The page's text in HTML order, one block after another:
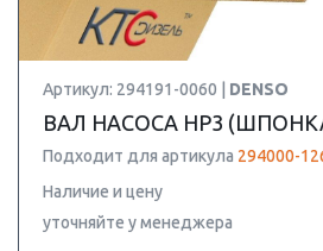
Артикул: 294191-0060 | DENSO
ВАЛ НАСОСА HP3
Подходит для артикула 294000-
Наличие и цену
уточняйте у менеджера